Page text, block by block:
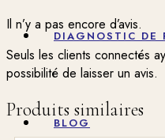
DIAGNOSTIC DE
BLOG
Il n’y a pas encore d’avis.
Seuls les clients connectés
possibilité de laisser un avis.
Produits similaires